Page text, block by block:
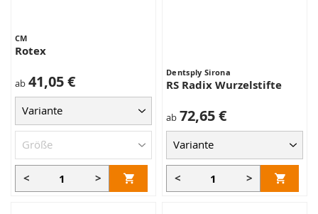
CM
Rotex
ab 41,05 €
< >
Dentsply Sirona
RS Radix Wurzelstifte
ab 72,65 €
< >